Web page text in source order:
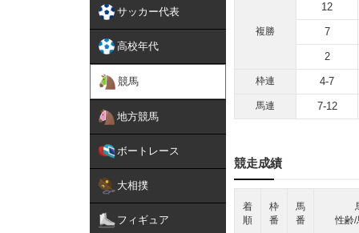
サッカー代表
高校年代
競馬
地方競馬
ボートレース
大相撲
フィギュア
複勝
12
7
2
枠連 4-7
馬連 7-12
競走成績
着
順
枠
番
馬
番
性齢/